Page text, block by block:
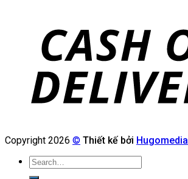
Copyright 2026 © Thiết kế bởi Hugomedia
Search
for: